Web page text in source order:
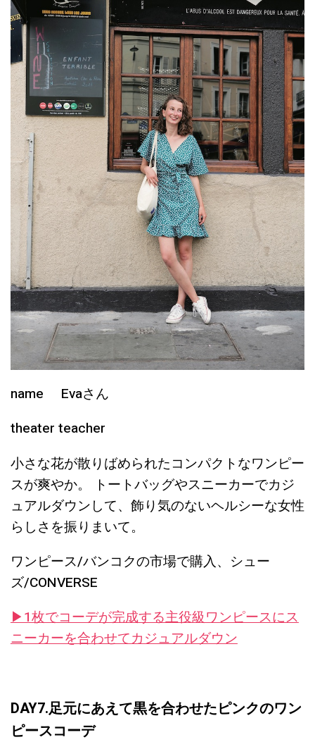
name Evaさん
theater teacher
小さな花が散りばめられたコンパクトなワンピー
スが爽やか。 トートバッグやスニーカーでカジ
ュアルダウンして、飾り気のないヘルシーな女性
らしさを振りまいて。
ワンピース/バンコクの市場で購入、シュー
ズ/CONVERSE
▶︎1枚でコーデが完成する主役級ワンピースにス
ニーカーを合わせてカジュアルダウン
DAY7.足元にあえて黒を合わせたピンクのワン
ピースコーデ